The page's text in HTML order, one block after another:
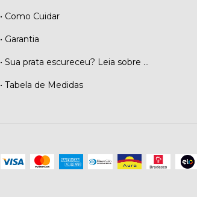
• Como Cuidar
• Garantia
• Sua prata escureceu? Leia sobre ...
• Tabela de Medidas